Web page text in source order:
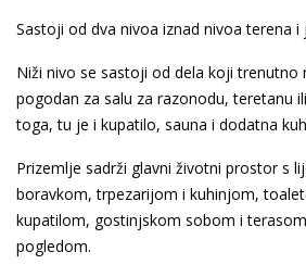
Sastoji od dva nivoa iznad nivoa terena i
Niži nivo se sastoji od dela koji trenutno
pogodan za salu za razonodu, teretanu
toga, tu je i kupatilo, sauna i dodatna
Prizemlje sadrži glavni životni prostor s
boravkom, trpezarijom i kuhinjom,
kupatilom, gostinjskom sobom i
pogledom.